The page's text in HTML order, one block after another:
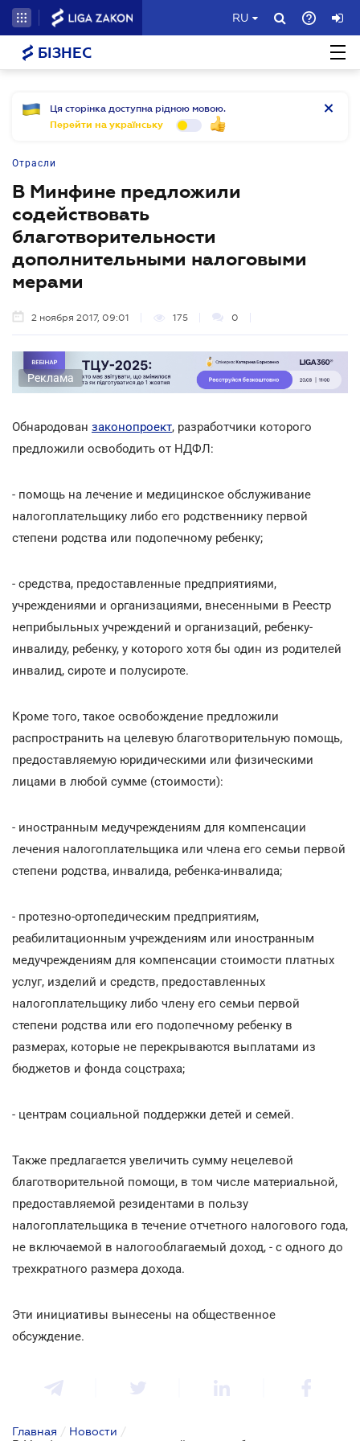
RU
БІЗНЕС
Ця сторінка доступна рідною мовою.
Перейти на українську
Отрасли
В Минфине предложили
содействовать
благотворительности
дополнительными налоговыми
мерами
2 ноября 2017, 09:01 175 0
Реклама
Обнародован законопроект, разработчики которого
предложили освободить от НДФЛ:
- помощь на лечение и медицинское обслуживание
налогоплательщику либо его родственнику первой
степени родства или подопечному ребенку;
- средства, предоставленные предприятиями,
учреждениями и организациями, внесенными в Реестр
неприбыльных учреждений и организаций, ребенку-
инвалиду, ребенку, у которого хотя бы один из родителей
инвалид, сироте и полусироте.
Кроме того, такое освобождение предложили
распространить на целевую благотворительную помощь,
предоставляемую юридическими или физическими
лицами в любой сумме (стоимости):
- иностранным медучреждениям для компенсации
лечения налогоплательщика или члена его семьи первой
степени родства, инвалида, ребенка-инвалида;
- протезно-ортопедическим предприятиям,
реабилитационным учреждениям или иностранным
медучреждениям для компенсации стоимости платных
услуг, изделий и средств, предоставленных
налогоплательщику либо члену его семьи первой
степени родства или его подопечному ребенку в
размерах, которые не перекрываются выплатами из
бюджетов и фонда соцстраха;
- центрам социальной поддержки детей и семей.
Также предлагается увеличить сумму нецелевой
благотворительной помощи, в том числе материальной,
предоставляемой резидентами в пользу
налогоплательщика в течение отчетного налогового года,
не включаемой в налогооблагаемый доход, - с одного до
трехкратного размера дохода.
Эти инициативы вынесены на общественное
обсуждение.
Главная / Новости /